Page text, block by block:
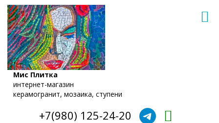
Мис Плитка
интернет-магазин
керамогранит, мозаика, ступени
+7(980) 125-24-20